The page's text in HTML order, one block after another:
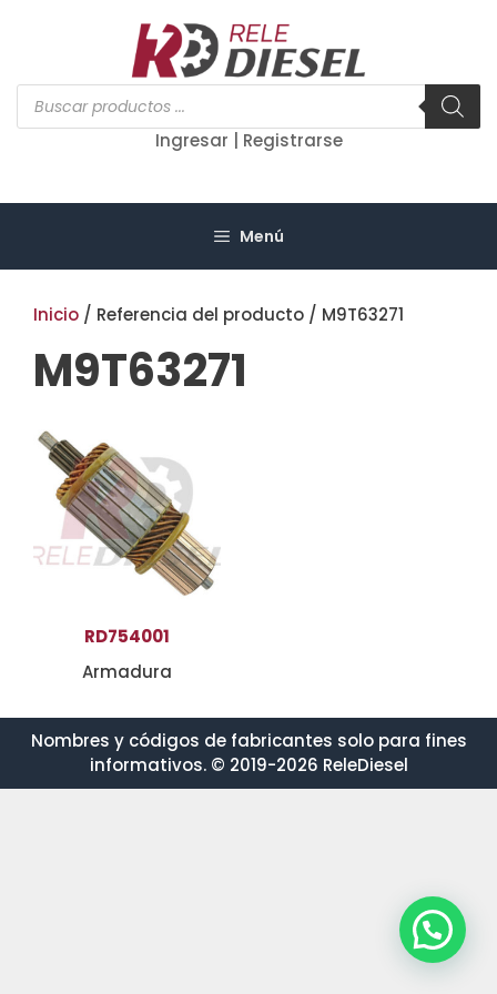
Búsqueda
de
productos
Ingresar | Registrarse
Menú
Inicio / Referencia del producto / M9T63271
M9T63271
RD754001
Armadura
Nombres y códigos de fabricantes solo para fines
informativos. © 2019-2026 ReleDiesel